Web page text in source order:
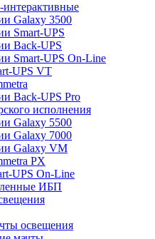
Galaxy 3500
Smart-UPS
Back-UPS
Smart-UPS On-Line
UPS VT
Back-UPS Pro
исполнения
Galaxy 5500
Galaxy 7000
Galaxy VM
PX
UPS On-Line
ИБП
освещения